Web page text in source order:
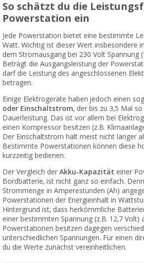
So schätzt du die
Powerstation ein
Jede Powerstation bietet eine bestimmte
Watt. Wichtig ist dieser Wert insbesondere
dem Stromausgang bei 230 Volt Spannung
Beträgt die Ausgangsleistung der
darf die Leistung des angeschlossenen
betragen.
Einige Elektrogeräte haben jedoch einen
oder Einschaltstrom, der bis zu 3,5 Mal
Dauerleistung. Das ist vor allem bei
einen Kompressor besitzen (z.B.
Der Einschaltstrom hält meist nicht länger
Bestimmte Powerstationen können diese
kurzzeitig bedienen.
Der Vergleich der Akku-Kapazität einer
Bordbatterie, ist nicht ganz so einfach.
Strommenge in Amperestunden (Ah)
Powerstationen der Energieinhalt in
Hintergrund ist, dass herkömmliche
einer bestimmten Spannung (z.B. 12,7 Volt)
Powerstationen besitzen dagegen
unterschiedlichen Spannungen. Für einen
du die Werte zunächst vereinheitlichen.